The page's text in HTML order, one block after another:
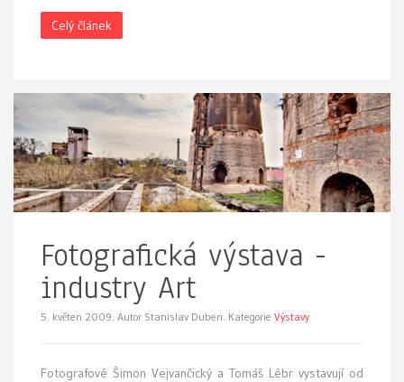
Celý článek
Fotografická výstava -
industry Art
5. květen 2009. Autor Stanislav Duben. Kategorie Výstavy
Fotografové Šimon Vejvančický a Tomáš Lébr vystavují od